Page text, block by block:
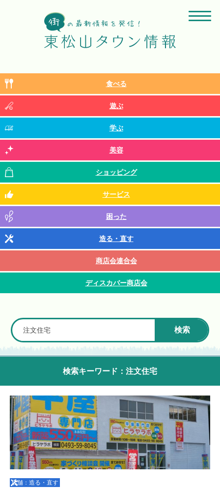
食べる
遊ぶ
学ぶ
美容
ショッピング
サービス
困った
造る・直す
商店会連合会
ディスカバー商店会
検索
検索キーワード：注文住宅
店舗：造る・直す